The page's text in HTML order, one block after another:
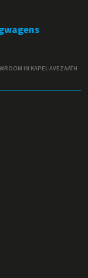
IN KAPEL-AVEZAATH